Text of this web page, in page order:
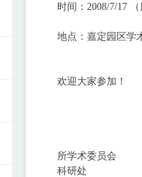
时间：2008/7/17
地点：嘉定园区学
欢迎大家参加！
所学术委员会
科研处